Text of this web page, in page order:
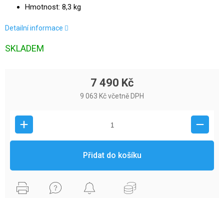
Hmotnost: 8,3 kg
Detailní informace
SKLADEM
7 490 Kč
9 063 Kč včetně DPH
Přidat do košíku